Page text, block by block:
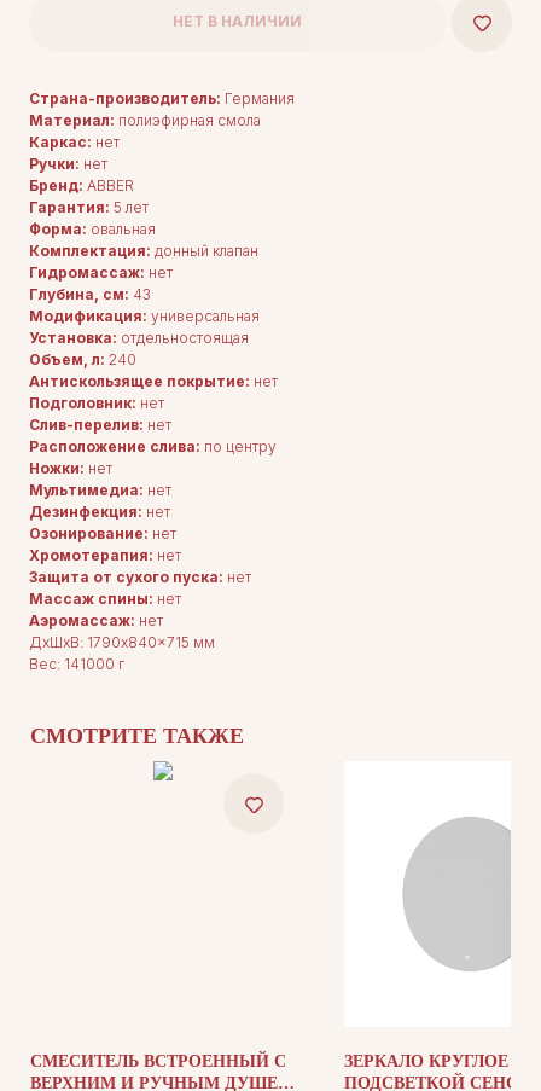
НЕТ В НАЛИЧИИ
Страна-производитель: Германия
Материал: полиэфирная смола
Каркас: нет
Ручки: нет
Бренд: ABBER
Гарантия: 5 лет
Форма: овальная
Комплектация: донный клапан
Гидромассаж: нет
Глубина, см: 43
Модификация: универсальная
Установка: отдельностоящая
Объем, л: 240
Антискользящее покрытие: нет
Подголовник: нет
Слив-перелив: нет
Расположение слива: по центру
Ножки: нет
Мультимедиа: нет
Дезинфекция: нет
Озонирование: нет
Хромотерапия: нет
Защита от сухого пуска: нет
Массаж спины: нет
Аэромассаж: нет
ДxШxВ: 1790x840x715 мм
Вес: 141000 г
СМОТРИТЕ ТАКЖЕ
СМЕСИТЕЛЬ ВСТРОЕННЫЙ С
ВЕРХНИМ И РУЧНЫМ ДУШЕМ
ЗЕРКАЛО КРУГЛОЕ С
ПОДСВЕТКОЙ СЕНСОР